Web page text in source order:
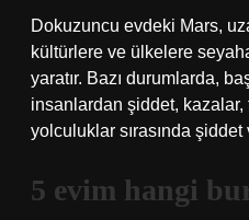
Dokuzuncu evdeki Mars,
kültürlere ve ülkelere
yaratır. Bazı durumlarda,
insanlardan şiddet,
yolculuklar sırasında şiddet
5 evim hangi